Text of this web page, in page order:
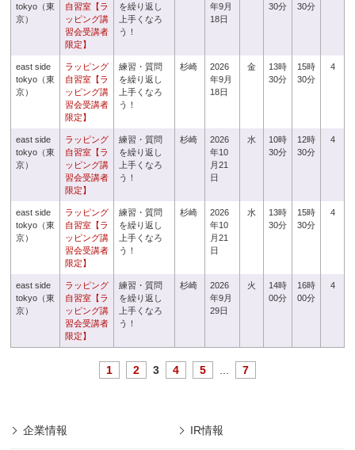
tokyo（東
京）
自習室【ラ
ッピング講
習会受講者
限定】
を繰り返し
上手くなろ
う！
年9月
18日
30分
30分
east side
tokyo（東
京）
ラッピング
自習室【ラ
ッピング講
習会受講者
限定】
練習・質問
を繰り返し
上手くなろ
う！
杉崎
2026
年9月
18日
金
13時
30分
15時
30分
4
east side
tokyo（東
京）
ラッピング
自習室【ラ
ッピング講
習会受講者
限定】
練習・質問
を繰り返し
上手くなろ
う！
杉崎
2026
年10
月21
日
水
10時
30分
12時
30分
4
east side
tokyo（東
京）
ラッピング
自習室【ラ
ッピング講
習会受講者
限定】
練習・質問
を繰り返し
上手くなろ
う！
杉崎
2026
年10
月21
日
水
13時
30分
15時
30分
4
east side
tokyo（東
京）
ラッピング
自習室【ラ
ッピング講
習会受講者
限定】
練習・質問
を繰り返し
上手くなろ
う！
杉崎
2026
年9月
29日
火
14時
00分
16時
00分
4
1 2 3 4 5 7
企業情報 IR情報